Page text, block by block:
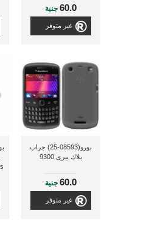
60.0جنية
غير متوفر
بورو(08593-25) جراب
بلاك بيرى 9300
60.0جنية
غير متوفر